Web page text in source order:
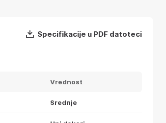
Specifikacije u PDF datoteci
Vrednost
Srednje